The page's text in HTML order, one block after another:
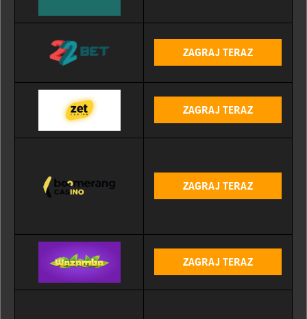
ZAGRAJ TERAZ
ZAGRAJ TERAZ
ZAGRAJ TERAZ
ZAGRAJ TERAZ